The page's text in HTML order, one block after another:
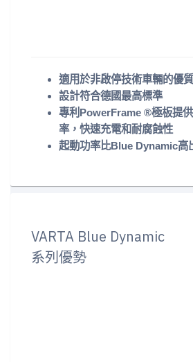
適用於非啟停技術車輛的優
設計符合德國最高標準
專利PowerFrame ®極板提
率，快速充電和耐腐蝕性
起動功率比Blue Dynamic高
VARTA Blue Dynamic
系列優勢